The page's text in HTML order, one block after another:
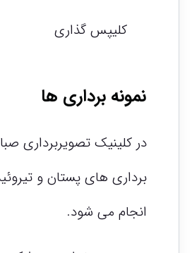
کلیپس گذاری
نمونه برداری ها
در کلینیک تصویربرداری
برداری های پستان و
انجام می شود.